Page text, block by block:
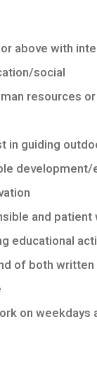
or above with
social
resources
in guiding
development/
and patient
educational
of both
on weekdays